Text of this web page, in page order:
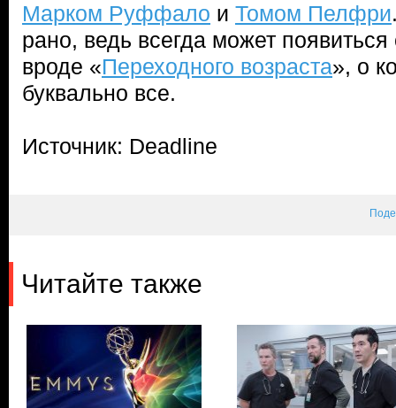
Марком Руффало и Томом Пелфри
рано, ведь всегда может
вроде «Переходного возраста», о
буквально все.
Источник: Deadline
Читайте также